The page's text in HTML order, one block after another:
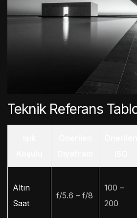
Teknik Referans
Altın
Saat
f/5.6 – f/8
100 –
200